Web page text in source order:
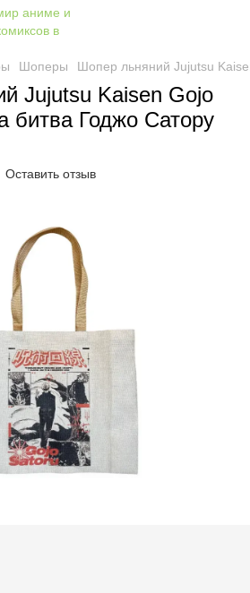
Шоперы Шопер льняний Jujutsu
Jujutsu Kaisen Gojo
битва Годжо Сатору
Оставить отзыв